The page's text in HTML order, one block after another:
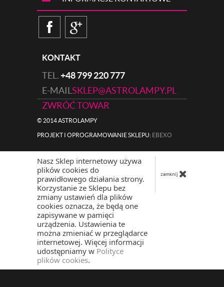
KONTAKT
TEL.+48 799 220 777
E-MAILSKLEP@ASTROLAMPY.PL
ZWRÓĆ TOWAR
© 2014 ASTROLAMPY
|
PROJEKT I OPROGRAMOWANIE SKLEPU: EBEXO
Nasz Sklep internetowy używa
plików cookies do
prawidłowego działania strony.
Korzystanie ze Sklepu bez
zmiany ustawień dla plików
cookies oznacza, że będą one
zapisywane w pamięci
urządzenia. Ustawienia te
można zmieniać w przeglądarce
internetowej. Więcej informacji
udostępniamy w Polityce
plików cookies.
zamknij